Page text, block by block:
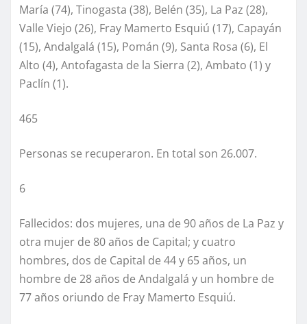
María (74), Tinogasta (38), Belén (35), La Paz (28),
Valle Viejo (26), Fray Mamerto Esquiú (17), Capayán
(15), Andalgalá (15), Pomán (9), Santa Rosa (6), El
Alto (4), Antofagasta de la Sierra (2), Ambato (1) y
Paclín (1).
465
Personas se recuperaron. En total son 26.007.
6
Fallecidos: dos mujeres, una de 90 años de La Paz y
otra mujer de 80 años de Capital; y cuatro
hombres, dos de Capital de 44 y 65 años, un
hombre de 28 años de Andalgalá y un hombre de
77 años oriundo de Fray Mamerto Esquiú.